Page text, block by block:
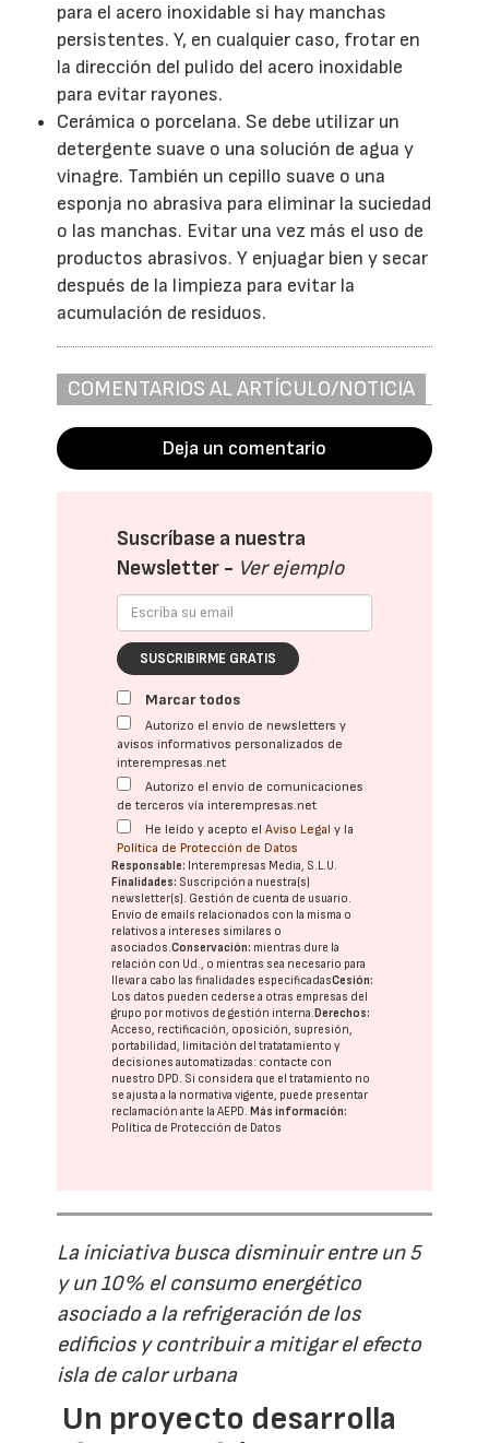
para el acero inoxidable si hay manchas
persistentes. Y, en cualquier caso, frotar en
la dirección del pulido del acero inoxidable
para evitar rayones.
Cerámica o porcelana. Se debe utilizar un
detergente suave o una solución de agua y
vinagre. También un cepillo suave o una
esponja no abrasiva para eliminar la suciedad
o las manchas. Evitar una vez más el uso de
productos abrasivos. Y enjuagar bien y secar
después de la limpieza para evitar la
acumulación de residuos.
COMENTARIOS AL ARTÍCULO/NOTICIA
Deja un comentario
Suscríbase a nuestra
Newsletter - Ver ejemplo
SUSCRIBIRME GRATIS
Marcar todos
Autorizo el envío de newsletters y
avisos informativos personalizados de
interempresas.net
Autorizo el envío de comunicaciones
de terceros vía interempresas.net
He leído y acepto elAviso Legal y la
Política de Protección de Datos
Responsable: Interempresas Media, S.L.U.
Finalidades: Suscripción a nuestra(s)
newsletter(s). Gestión de cuenta de usuario.
Envío de emails relacionados con la misma o
relativos a intereses similares o
asociados.Conservación: mientras dure la
relación con Ud., o mientras sea necesario para
llevar a cabo las finalidades especificadasCesión:
Los datos pueden cederse a otras empresas del
grupo por motivos de gestión interna.Derechos:
Acceso, rectificación, oposición, supresión,
portabilidad, limitación del tratatamiento y
decisiones automatizadas: contacte con
nuestro DPD . Si considera que el tratamiento no
se ajusta a la normativa vigente, puede presentar
reclamación ante laAEPD .Más información:
Política de Protección de Datos
La iniciativa busca disminuir entre un 5
y un 10% el consumo energético
asociado a la refrigeración de los
edificios y contribuir a mitigar el efecto
isla de calor urbana
Un proyecto desarrolla